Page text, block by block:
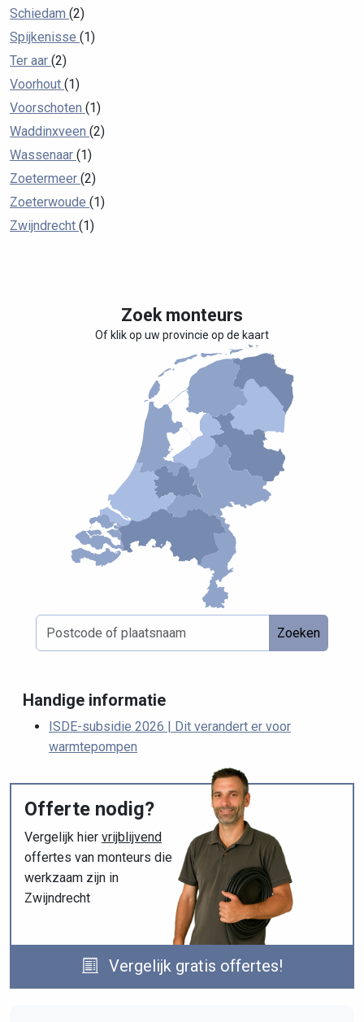
Schiedam (2)
Spijkenisse (1)
Ter aar (2)
Voorhout (1)
Voorschoten (1)
Waddinxveen (2)
Wassenaar (1)
Zoetermeer (2)
Zoeterwoude (1)
Zwijndrecht (1)
Zoek monteurs
Of klik op uw provincie op de kaart
Zoeken
Handige informatie
ISDE-subsidie 2026 | Dit verandert er voor
warmtepompen
Offerte nodig?
Vergelijk hier vrijblijvend
offertes van monteurs die
werkzaam zijn in
Zwijndrecht
Vergelijk gratis offertes!